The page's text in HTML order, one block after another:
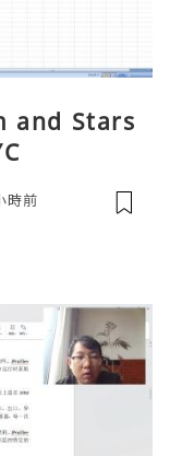
and Stars
時前